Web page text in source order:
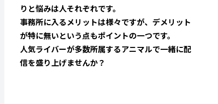
りと悩みは人それぞれです。
事務所に入るメリットは様々ですが、デメリット
が特に無いという点もポイントの一つです。
人気ライバーが多数所属するアニマルで一緒に配
信を盛り上げませんか？